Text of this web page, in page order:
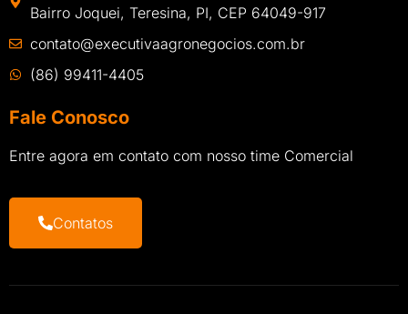
Bairro Joquei, Teresina, PI, CEP 64049-917
contato@executivaagronegocios.com.br
(86) 99411-4405
Fale Conosco
Entre agora em contato com nosso time Comercial
Contatos